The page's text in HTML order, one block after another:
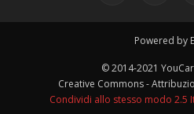
Powered by
© 2014-2021
Creative Commons -
Condividi allo stesso modo 2.5